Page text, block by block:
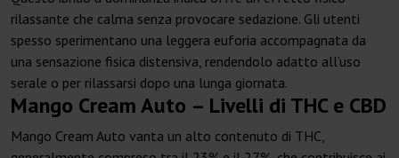
rilassante che calma senza provocare sedazione. Gli utenti
spesso sperimentano una leggera euforia accompagnata da
una sensazione fisica distensiva, rendendolo adatto all’uso
serale o per rilassarsi dopo una lunga giornata.
Mango Cream Auto – Livelli di THC e CBD
Mango Cream Auto vanta un alto contenuto di THC,